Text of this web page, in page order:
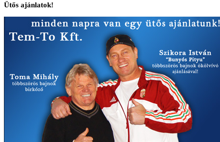
Ütős ajánlatok!